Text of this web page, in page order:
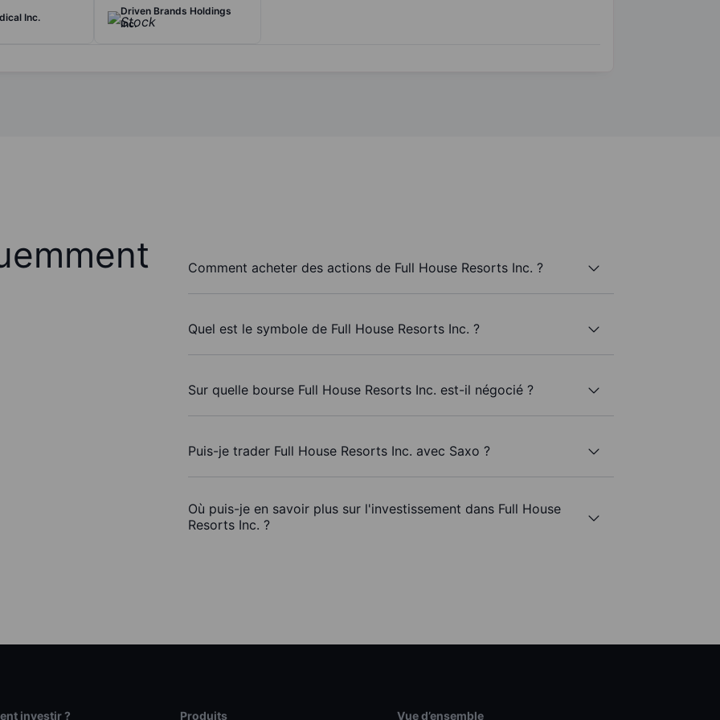
Inc.
Driven Brands Holdings
Inc.
Comment acheter des actions de Full House Resorts Inc. ?
Quel est le symbole de Full House Resorts Inc. ?
Sur quelle bourse Full House Resorts Inc. est-il négocié ?
Puis-je trader Full House Resorts Inc. avec Saxo ?
Où puis-je en savoir plus sur l'investissement dans Full House
Resorts Inc. ?
investir ? Produits Vue d’ensemble